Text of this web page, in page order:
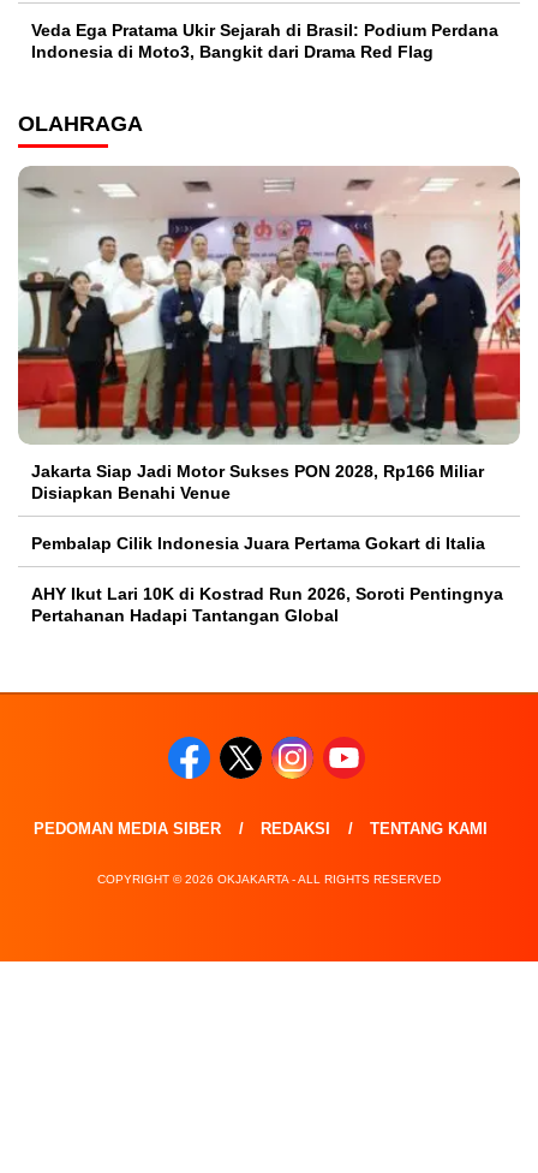
Veda Ega Pratama Ukir Sejarah di Brasil: Podium Perdana
Indonesia di Moto3, Bangkit dari Drama Red Flag
OLAHRAGA
Jakarta Siap Jadi Motor Sukses PON 2028, Rp166 Miliar
Disiapkan Benahi Venue
Pembalap Cilik Indonesia Juara Pertama Gokart di Italia
AHY Ikut Lari 10K di Kostrad Run 2026, Soroti Pentingnya
Pertahanan Hadapi Tantangan Global
PEDOMAN MEDIA SIBER REDAKSI TENTANG KAMI
COPYRIGHT © 2026 OKJAKARTA - ALL RIGHTS RESERVED